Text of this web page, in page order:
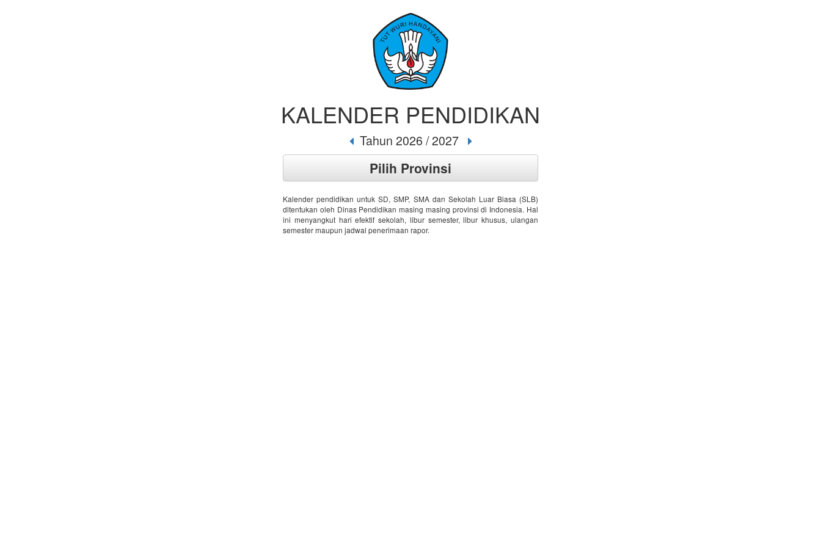
KALENDER PENDIDIKAN
Tahun 2026 / 2027
Pilih Provinsi
Kalender pendidikan untuk SD, SMP, SMA dan Sekolah Luar Biasa (SLB)
ditentukan oleh Dinas Pendidikan masing masing provinsi di Indonesia. Hal
ini menyangkut hari efektif sekolah, libur semester, libur khusus, ulangan
semester maupun jadwal penerimaan rapor.